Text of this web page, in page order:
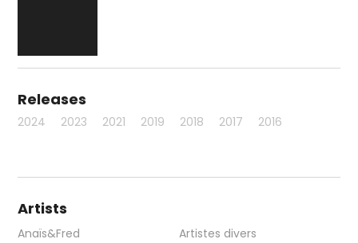
Releases
2024 2023 2021 2019 2018 2017 2016
Artists
Anaïs&Fred
Artistes divers